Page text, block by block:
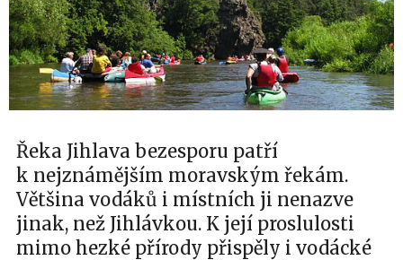
Řeka Jihlava bezesporu patří
k nejznámějším moravským řekám.
Většina vodáků i místních ji nenazve
jinak, než Jihlávkou. K její proslulosti
mimo hezké přírody přispěly i vodácké